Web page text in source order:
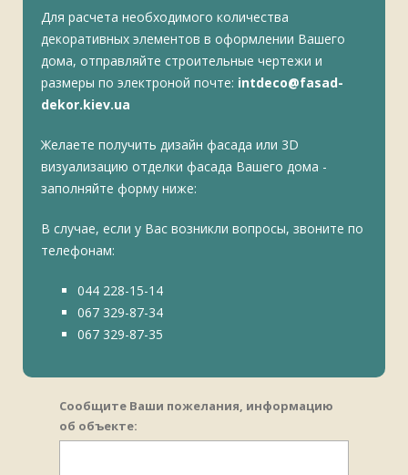
Для расчета необходимого количества
декоративных элементов в оформлении Вашего
дома, отправляйте строительные чертежи и
размеры по электроной почте: intdeco@fasad-
dekor.kiev.ua
Желаете получить дизайн фасада или 3D
визуализацию отделки фасада Вашего дома -
заполняйте форму ниже:
В случае, если у Вас возникли вопросы, звоните по
телефонам:
044 228-15-14
067 329-87-34
067 329-87-35
Сообщите Ваши пожелания, информацию
об объекте: